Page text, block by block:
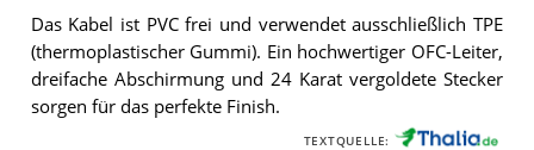
Das Kabel ist PVC frei und verwendet ausschließlich TPE
(thermoplastischer Gummi). Ein hochwertiger OFC-Leiter,
dreifache Abschirmung und 24 Karat vergoldete Stecker
sorgen für das perfekte Finish.
TEXTQUELLE: